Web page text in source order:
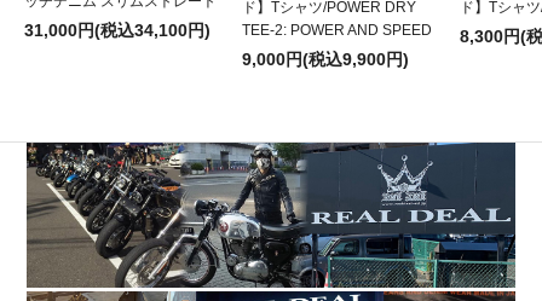
31,000円(税込34,100円)
ド】Tシャツ/POWER DRY
TEE-2: POWER AND SPEED
9,000円(税込9,900円)
ド】Tシャ
8,300円(